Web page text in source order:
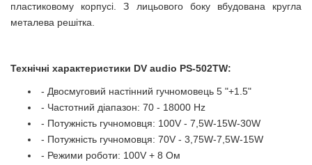
пластиковому корпусі. З лицьового боку вбудована кругла
металева решітка.
Технічні характеристики DV audio PS-502TW:
- Двосмуговий настінний гучномовець 5 "+1.5"
- Частотний діапазон: 70 - 18000 Hz
- Потужність гучномовця: 100V - 7,5W-15W-30W
- Потужність гучномовця: 70V - 3,75W-7,5W-15W
- Режими роботи: 100V + 8 Ом